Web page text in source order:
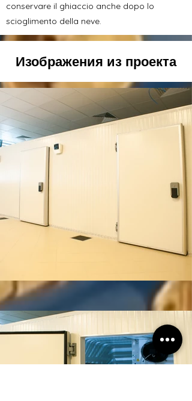
conservare il ghiaccio anche dopo lo
scioglimento della neve.
Изображения из проекта